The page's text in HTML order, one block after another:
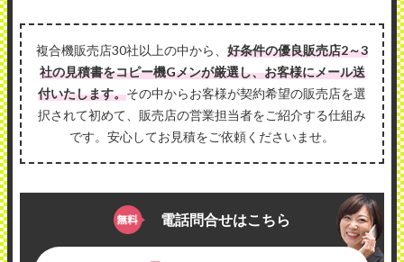
複合機販売店30社以上の中から、 好条件の優良販売店2～3
社の見積書をコピー機Gメンが厳選し、お客様にメール送
付いたします。その中からお客様が契約希望の販売店を選
択されて初めて、販売店の営業担当者をご紹介する仕組み
です。安心してお見積をご依頼くださいませ。
電話問合せはこちら